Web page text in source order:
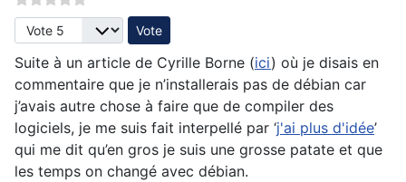
Veuillez voter
Suite à un article de Cyrille Borne (ici) où je disais en
commentaire que je n’installerais pas de débian car
j’avais autre chose à faire que de compiler des
logiciels, je me suis fait interpellé par ‘j'ai plus d'idée’
qui me dit qu’en gros je suis une grosse patate et que
les temps on changé avec débian.